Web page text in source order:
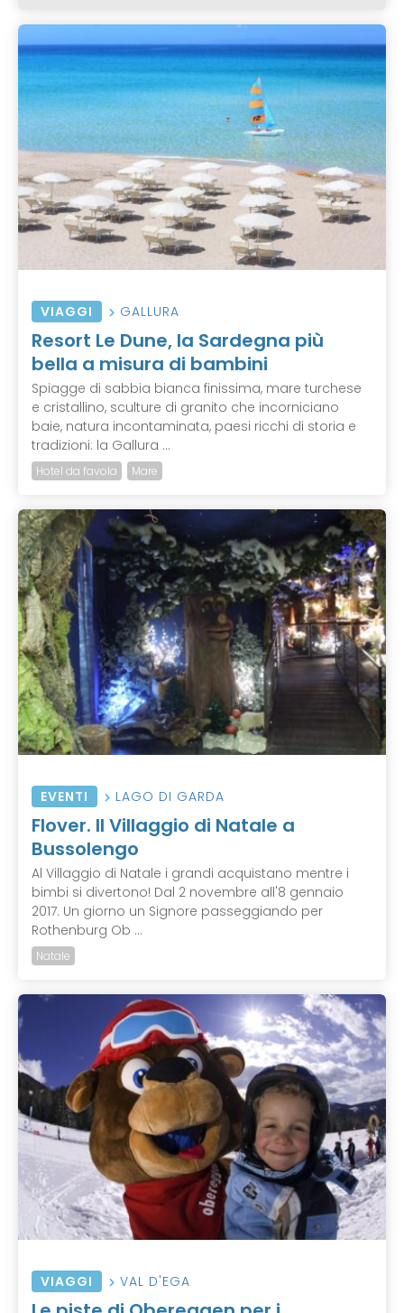
VIAGGI GALLURA
Resort Le Dune, la Sardegna più
bella a misura di bambini
Spiagge di sabbia bianca finissima, mare turchese
e cristallino, sculture di granito che incorniciano
baie, natura incontaminata, paesi ricchi di storia e
tradizioni: la Gallura ...
Hotel da favola Mare
EVENTI LAGO DI GARDA
Flover. Il Villaggio di Natale a
Bussolengo
Al Villaggio di Natale i grandi acquistano mentre i
bimbi si divertono! Dal 2 novembre all'8 gennaio
2017. Un giorno un Signore passeggiando per
Rothenburg Ob ...
Natale
VIAGGI VAL D'EGA